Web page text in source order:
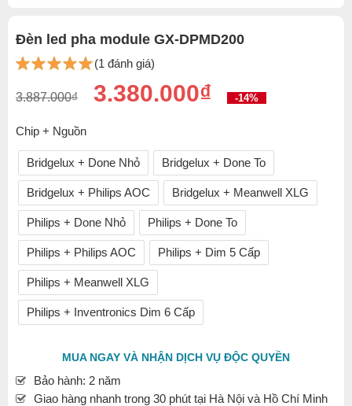
Đèn led pha module GX-DPMD200
(1 đánh giá)
3.887.000₫ 3.380.000₫ -14%
Chip + Nguồn
Bridgelux + Done Nhỏ Bridgelux + Done To
Bridgelux + Philips AOC Bridgelux + Meanwell XLG
Philips + Done Nhỏ Philips + Done To
Philips + Philips AOC Philips + Dim 5 Cấp
Philips + Meanwell XLG
Philips + Inventronics Dim 6 Cấp
MUA NGAY VÀ NHẬN DỊCH VỤ ĐỘC QUYỀN
Bảo hành: 2 năm
Giao hàng nhanh trong 30 phút tại Hà Nội và Hồ Chí Minh